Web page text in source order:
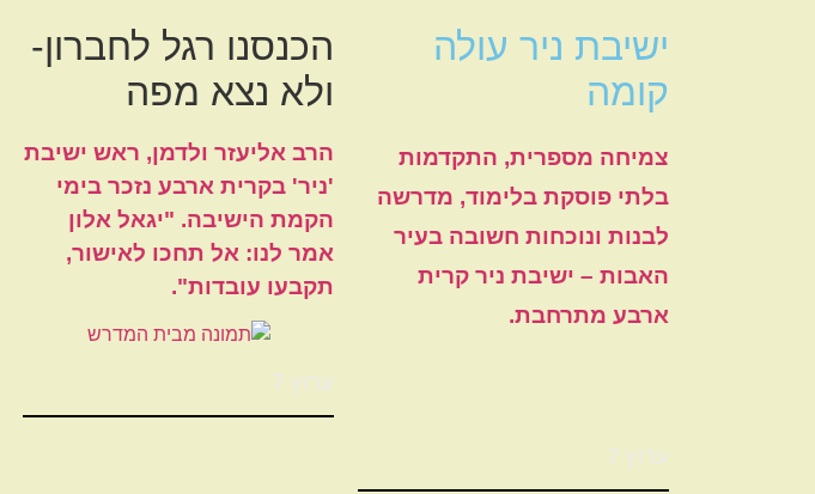
ישיבת ניר עולה
קומה
צמיחה מספרית, התקדמות
בלתי פוסקת בלימוד, מדרשה
לבנות ונוכחות חשובה בעיר
האבות – ישיבת ניר קרית
ארבע מתרחבת.
ערוץ 7
הכנסנו רגל לחברון-
ולא נצא מפה
הרב אליעזר ולדמן, ראש ישיבת
'ניר' בקרית ארבע נזכר בימי
הקמת הישיבה. "יגאל אלון
אמר לנו: אל תחכו לאישור,
תקבעו עובדות".
ערוץ 7